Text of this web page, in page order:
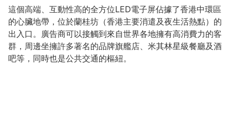
這個高端、互動性高的全方位LED電子屏佔據了香港中環區
的心臟地帶，位於蘭桂坊（香港主要消遣及夜生活熱點）的
出入口。廣告商可以接觸到來自世界各地擁有高消費力的客
群，周邊坐擁許多著名的品牌旗艦店、米其林星級餐廳及酒
吧等，同時也是公共交通的樞紐。